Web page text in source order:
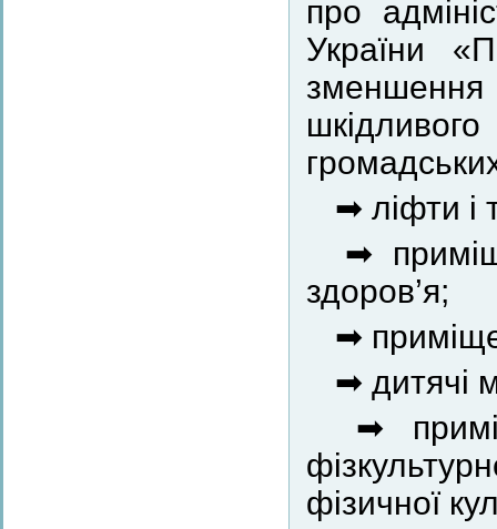
про
України
➡ ліфти і
➡
здоров’я;
➡
➡ дитячі
➡
фізичної